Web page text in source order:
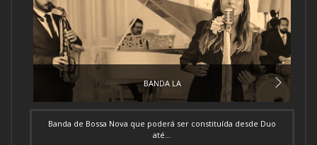
BANDA LA
Banda de Bossa Nova que poderá ser constituída desde Duo
até...